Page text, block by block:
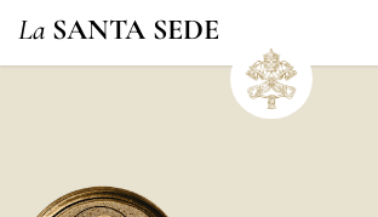
La SANTA SEDE